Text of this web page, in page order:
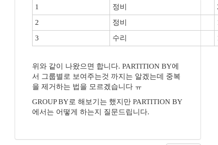
1
정비
2
정비
3
수리
위와 같이 나왔으면 합니다. PARTITION BY에
서 그룹별로 보여주는것 까지는 알겠는데 중복
을 제거하는 법을 모르겠습니다 ㅠ
GROUP BY로 해보기는 했지만 PARTITION BY
에서는 어떻게 하는지 질문드립니다.